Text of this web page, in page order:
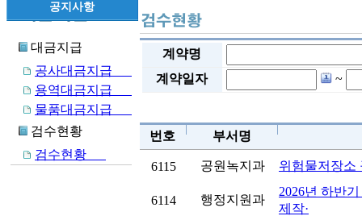
공지사항
대금지급
공사대금지급
용역대금지급
물품대금지급
검수현황
검수현황
계약명
계약일자
~
번호 부서명
6115 공원녹지과 위험물저장소
6114 행정지원과
2026년 하반
제작·